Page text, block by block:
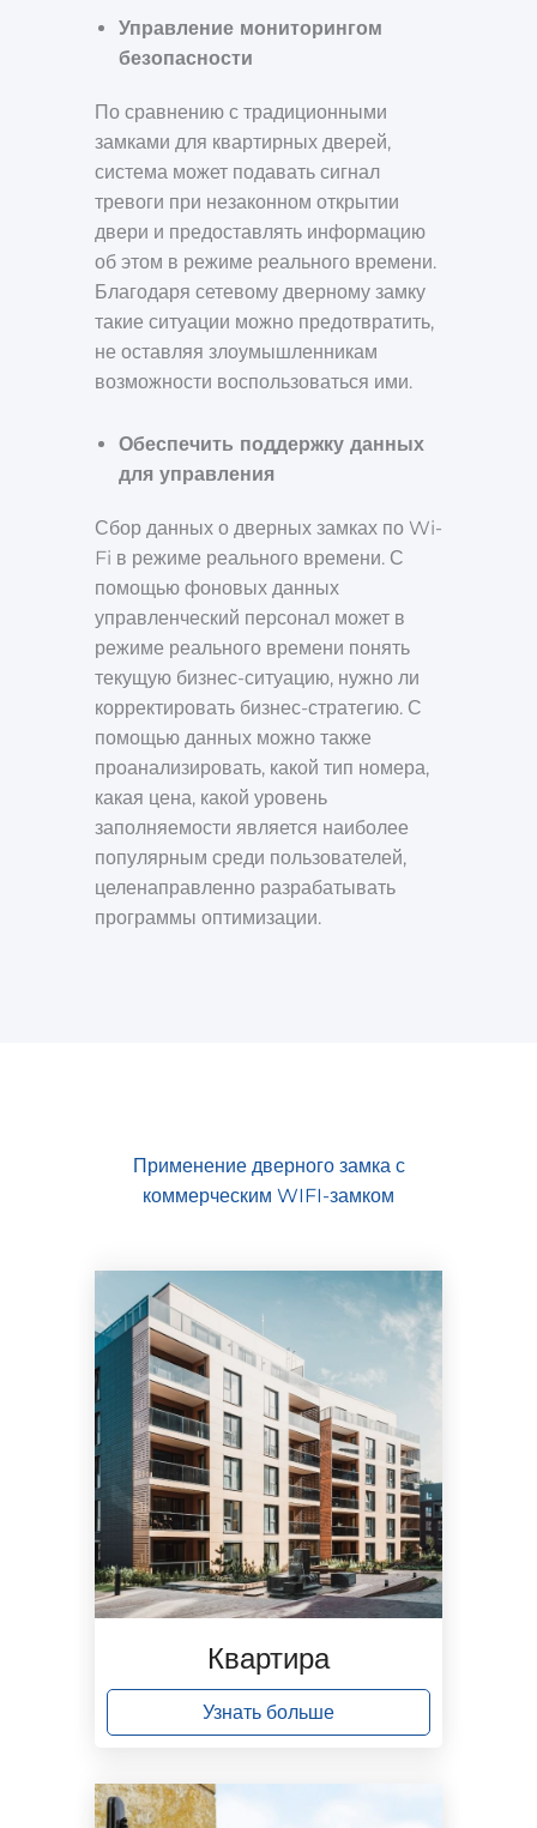
Управление мониторингом
безопасности
По сравнению с традиционными
замками для квартирных дверей,
система может подавать сигнал
тревоги при незаконном открытии
двери и предоставлять информацию
об этом в режиме реального времени.
Благодаря сетевому дверному замку
такие ситуации можно предотвратить,
не оставляя злоумышленникам
возможности воспользоваться ими.
Обеспечить поддержку данных
для управления
Сбор данных о дверных замках по Wi-
Fi в режиме реального времени. С
помощью фоновых данных
управленческий персонал может в
режиме реального времени понять
текущую бизнес-ситуацию, нужно ли
корректировать бизнес-стратегию. С
помощью данных можно также
проанализировать, какой тип номера,
какая цена, какой уровень
заполняемости является наиболее
популярным среди пользователей,
целенаправленно разрабатывать
программы оптимизации.
Применение дверного замка с
коммерческим WIFI-замком
Квартира
Узнать больше